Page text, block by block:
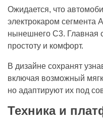
Ожидается, что
электрокаром сегмента
нынешнего C3. Главная
простоту и комфорт.
В дизайне сохранят
включая возможный
но адаптируют их под
Техника и